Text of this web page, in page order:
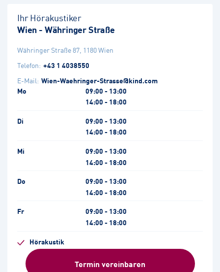
Ihr Hörakustiker
Wien - Währinger Straße
Währinger Straße 87 1180Wien
Telefon: +43 1 4038550
E-Mail: Wien-Waehringer-Strasse@kind.com
Mo
09:00 - 13:00
14:00 - 18:00
Di
09:00 - 13:00
14:00 - 18:00
Mi
09:00 - 13:00
14:00 - 18:00
Do
09:00 - 13:00
14:00 - 18:00
Fr
09:00 - 13:00
14:00 - 18:00
Hörakustik
Termin vereinbaren